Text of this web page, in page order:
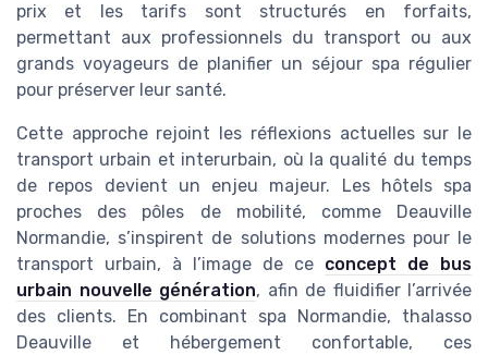
prix et les tarifs sont structurés en forfaits,
permettant aux professionnels du transport ou aux
grands voyageurs de planifier un séjour spa régulier
pour préserver leur santé.
Cette approche rejoint les réflexions actuelles sur le
transport urbain et interurbain, où la qualité du temps
de repos devient un enjeu majeur. Les hôtels spa
proches des pôles de mobilité, comme Deauville
Normandie, s’inspirent de solutions modernes pour le
transport urbain, à l’image de ce concept de bus
urbain nouvelle génération, afin de fluidifier l’arrivée
des clients. En combinant spa Normandie, thalasso
Deauville et hébergement confortable, ces